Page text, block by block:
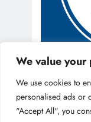
We value your
We use cookies to
personalised ads or
"Accept All", you